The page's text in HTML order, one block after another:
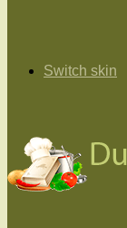
Switch skin